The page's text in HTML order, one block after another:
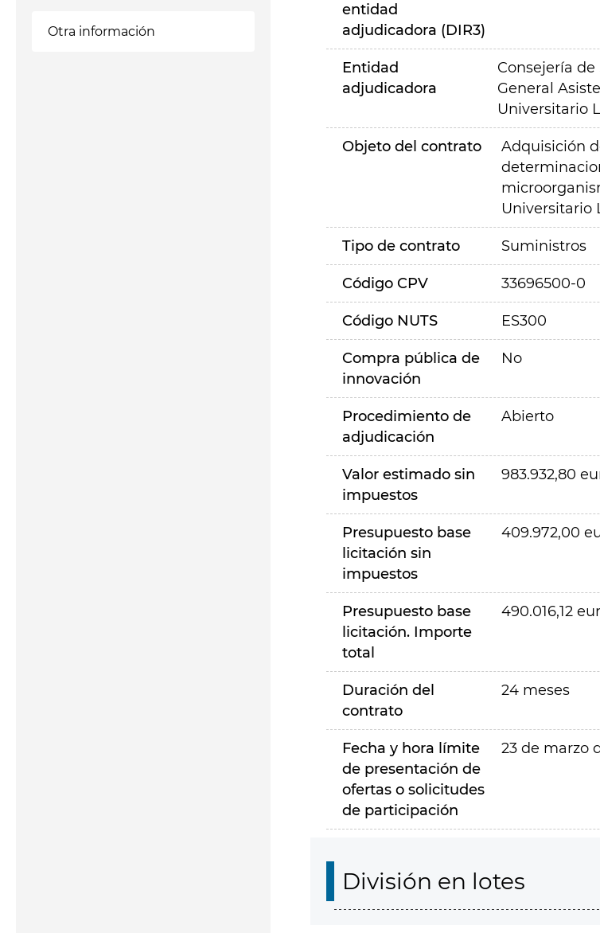
Otra información
entidad
adjudicadora (DIR3)
Entidad
adjudicadora
Consejería de
General
Universitario
Objeto del contrato
Adquisición
Universitario
Tipo de contrato Suministros
Código CPV 33696500-0
Código NUTS ES300
Compra pública de
innovación
No
Procedimiento de
adjudicación
Abierto
Valor estimado sin
impuestos
983.932,80
Presupuesto base
licitación sin
impuestos
409.972,00
Presupuesto base
licitación. Importe
total
490.016,12
Duración del
contrato
24 meses
Fecha y hora límite
de presentación de
ofertas o solicitudes
de participación
23 de marzo
División en lotes